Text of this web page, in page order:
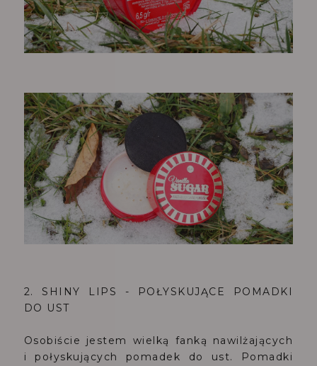
2. SHINY LIPS - POŁYSKUJĄCE POMADKI
DO UST
Osobiście jestem wielką fanką nawilżających
i połyskujących pomadek do ust. Pomadki